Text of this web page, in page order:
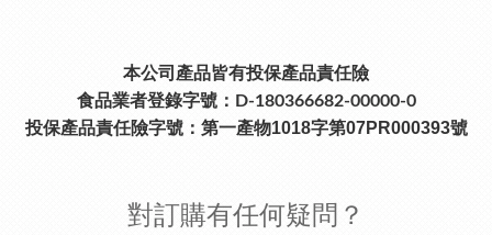
本公司產品皆有投保產品責任險
食品業者登錄字號：D-180366682-00000-0
投保產品責任險字號： 第一產物1018字第07PR000393號
對訂購有任何疑問？